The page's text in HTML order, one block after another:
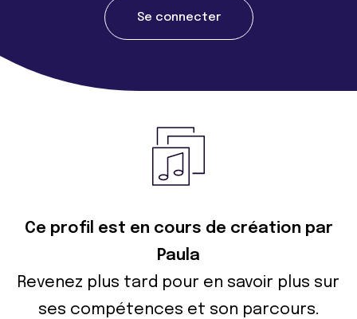
Se connecter
Ce profil est en cours de création par
Paula
Revenez plus tard pour en savoir plus sur
ses compétences et son parcours.